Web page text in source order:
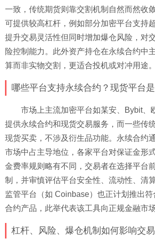
一致，传统期货则靠交割机制自然而然收
可提供较高杠杆，例如部分加密平台支持
提升交易灵活性但同时增加爆仓风险，对
险控制能力。此外资产持仓在永续合约中
算而非实物交割，更适合投机或对冲用途。
哪些平台支持永续合约？现货平台
市场上主流加密平台如某安、Bybit、
提供永续合约和现货交易服务，而一些传
现货买卖，不涉及衍生品功能。永续合约
市场中占主导地位，各家平台对保证金形
金费率规则略有不同，交易者在选择平台
制，并审慎评估平台安全性、流动性、清
监管平台（如 Coinbase）也正计划推出
合约产品，此举代表该工具向正规金融市
杠杆、风险、爆仓机制如何影响交